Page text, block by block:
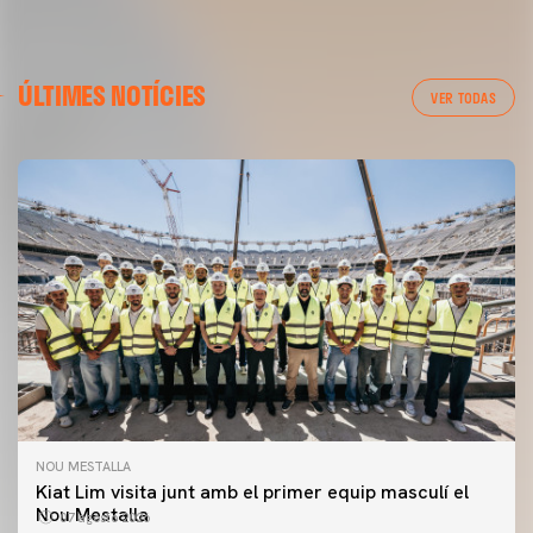
ÚLTIMES NOTÍCIES VER TODAS
NOU MESTALLA
Kiat Lim visita junt amb el primer equip masculí el
Nou Mestalla
07 agosto 2026